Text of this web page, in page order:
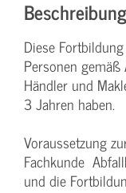
Beschreibung
Diese
Personen gemäß
Händler und
3 Jahren haben.
Voraussetzung
Fachkunde
und die